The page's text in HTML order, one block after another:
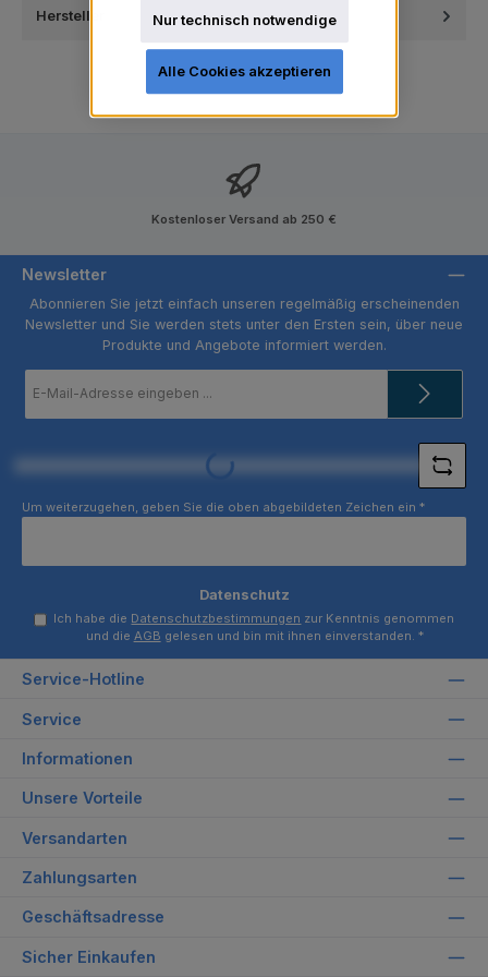
Hersteller
Kostenloser Versand ab 250 €
Newsletter
Abonnieren Sie jetzt einfach unseren regelmäßig erscheinenden
Newsletter und Sie werden stets unter den Ersten sein, über neue
Produkte und Angebote informiert werden.
Mail-
Loading...
Um weiterzugehen, geben Sie die oben abgebildeten Zeichen ein *
Datenschutz
Ich habe die Datenschutzbestimmungen zur Kenntnis genommen
und die AGB gelesen und bin mit ihnen einverstanden. *
Service-Hotline
Service
Informationen
Unsere Vorteile
Versandarten
Zahlungsarten
Geschäftsadresse
Sicher Einkaufen
Nur technisch notwendige
Alle Cookies akzeptieren